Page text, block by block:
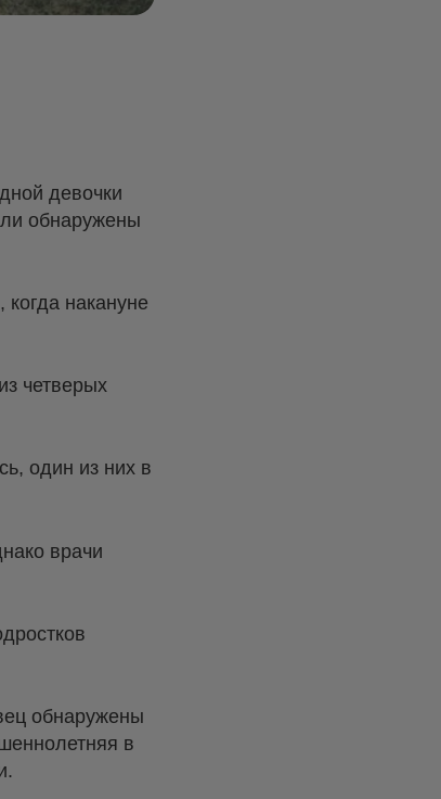
девочки
обнаружены
накануне
четверых
один из них в
врачи
обнаружены
в